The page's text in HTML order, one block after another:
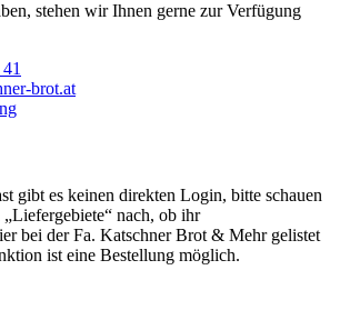
stehen wir Ihnen gerne zur Verfügung
brot.at
gibt es keinen direkten Login, bitte schauen
nach, ob ihr
bei der Fa. Katschner Brot & Mehr gelistet
ist eine Bestellung möglich.